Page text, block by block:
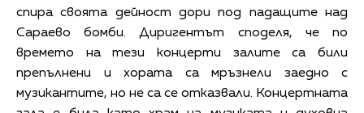
спира своята дейност дори под падащите над
Сараево бомби. Диригентът споделя, че по
времето на тези концерти залите са били
препълнени и хората са мръзнели заедно с
музикантите, но не са се отказвали. Концертната